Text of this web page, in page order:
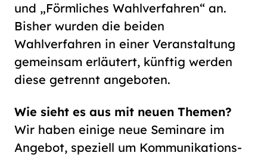
und „Förmliches Wahlverfahren“ an.
Bisher wurden die beiden
Wahlverfahren in einer Veranstaltung
gemeinsam erläutert, künftig werden
diese getrennt angeboten.
Wie sieht es aus mit neuen Themen?
Wir haben einige neue Seminare im
Angebot, speziell um Kommunikations-